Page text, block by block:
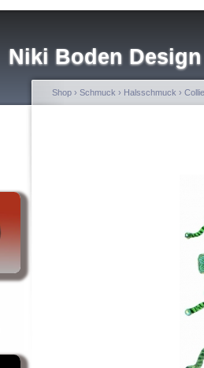
Niki Boden Design
Shop › Schmuck › Halsschmuck ›